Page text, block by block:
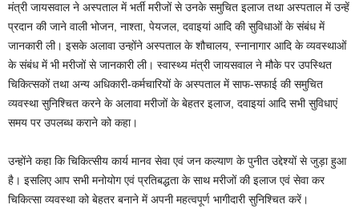
मंत्री जायसवाल ने अस्पताल में भर्ती मरीजों से उनके समुचित इलाज तथा अस्पताल में उन्हें
प्रदान की जाने वाली भोजन, नाश्ता, पेयजल, दवाइयां आदि की सुविधाओं के संबंध में
जानकारी ली। इसके अलावा उन्होंने अस्पताल के शौचालय, स्नानागार आदि के व्यवस्थाओं
के संबंध में भी मरीजों से जानकारी ली। स्वास्थ्य मंत्री जायसवाल ने मौके पर उपस्थित
चिकित्सकों तथा अन्य अधिकारी-कर्मचारियों के अस्पताल में साफ-सफाई की समुचित
व्यवस्था सुनिश्चित करने के अलावा मरीजों के बेहतर इलाज, दवाइयां आदि सभी सुविधाएं
समय पर उपलब्ध कराने को कहा।
उन्होंने कहा कि चिकित्सीय कार्य मानव सेवा एवं जन कल्याण के पुनीत उद्देश्यों से जुड़ा हुआ
है। इसलिए आप सभी मनोयोग एवं प्रतिबद्धता के साथ मरीजों की इलाज एवं सेवा कर
चिकित्सा व्यवस्था को बेहतर बनाने में अपनी महत्वपूर्ण भागीदारी सुनिश्चित करें।